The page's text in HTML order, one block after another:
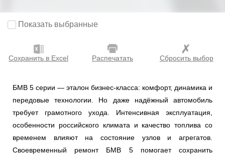
Показать выбранные
Сохранить в Excel Распечатать Сбросить выбор
БМВ 5 серии — эталон бизнес-класса: комфорт, динамика и
передовые технологии. Но даже надёжный автомобиль
требует грамотного ухода. Интенсивная эксплуатация,
особенности российского климата и качество топлива со
временем влияют на состояние узлов и агрегатов.
Своевременный ремонт БМВ 5 помогает сохранить